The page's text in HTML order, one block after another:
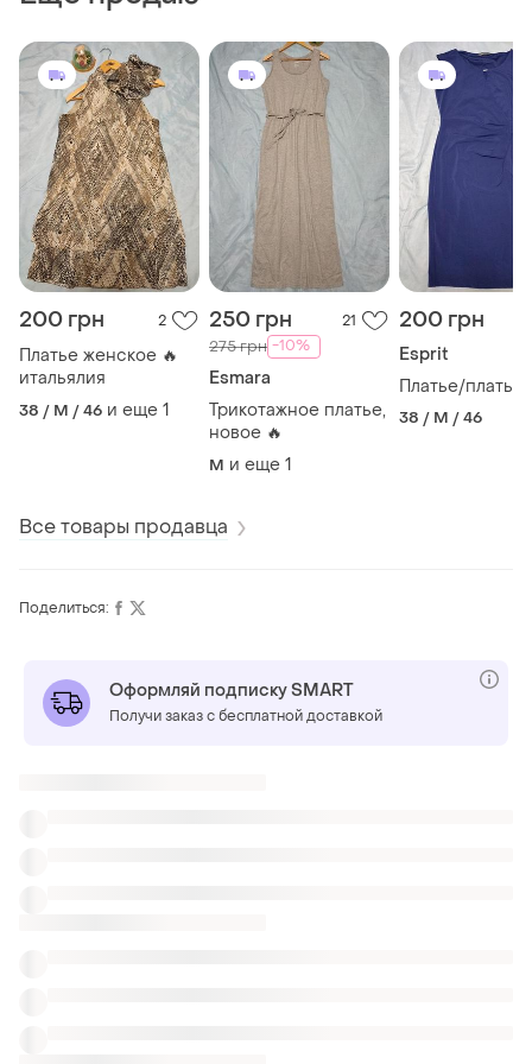
200 грн 2
Платье женское 🔥
итальялия
38 / M / 46 и еще 1
250 грн 21
275 грн -10%
Esmara
Трикотажное платье,
новое 🔥
M и еще 1
200 грн
Esprit
Платье/платье
38 / M / 46
Все товары продавца
Поделиться:
Оформляй подписку SMART
Получи заказ с бесплатной доставкой